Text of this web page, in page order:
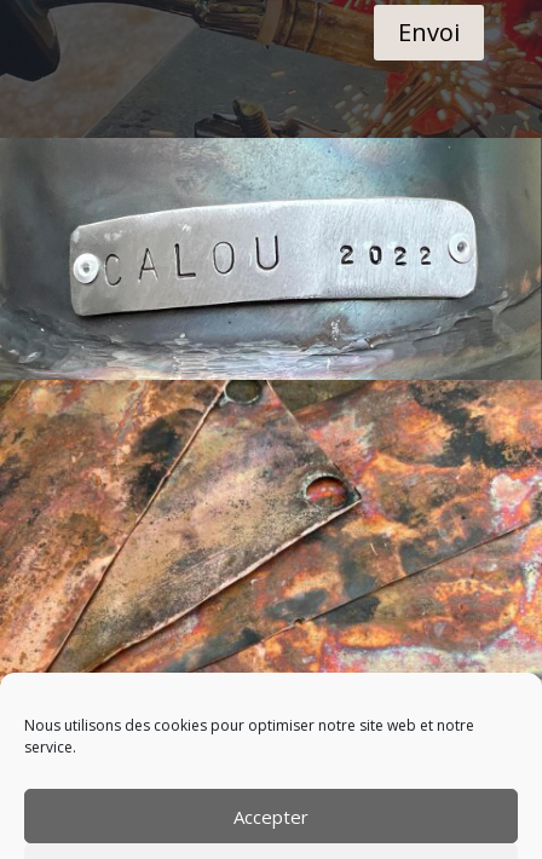
Nous utilisons des cookies pour optimiser notre site web et notre
service.
Accepter
Envoi
Politique de confidentialité
Politique de cookies (UE)